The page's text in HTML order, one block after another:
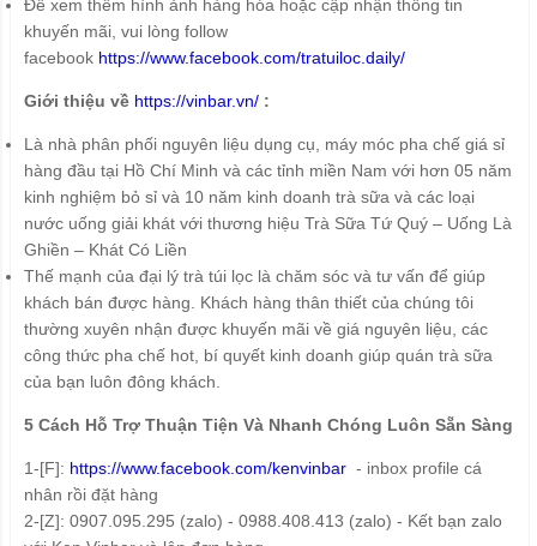
Để xem thêm hình ảnh hàng hóa hoặc cập nhận thông tin
khuyến mãi, vui lòng follow
facebook https://www.facebook.com/tratuiloc.daily/
Giới thiệu về https://vinbar.vn/:
Là nhà phân phối nguyên liệu dụng cụ, máy móc pha chế giá sỉ
hàng đầu tại Hồ Chí Minh và các tỉnh miền Nam với hơn 05 năm
kinh nghiệm bỏ sỉ và 10 năm kinh doanh trà sữa và các loại
nước uống giải khát với thương hiệu Trà Sữa Tứ Quý – Uống Là
Ghiền – Khát Có Liền
Thế mạnh của đại lý trà túi lọc là chăm sóc và tư vấn để giúp
khách bán được hàng. Khách hàng thân thiết của chúng tôi
thường xuyên nhận được khuyến mãi về giá nguyên liệu, các
công thức pha chế hot, bí quyết kinh doanh giúp quán trà sữa
của bạn luôn đông khách.
5 Cách Hỗ Trợ Thuận Tiện Và Nhanh Chóng Luôn Sẵn Sàng
1-[F]: https://www.facebook.com/kenvinbar - inbox profile cá
nhân rồi đặt hàng
2-[Z]: 0907.095.295 (zalo) - 0988.408.413 (zalo) - Kết bạn zalo